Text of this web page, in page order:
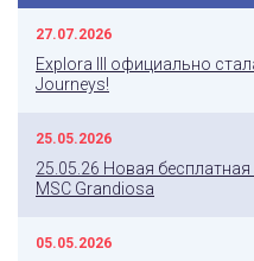
27.07.2026
Explora III официально
Journeys!
25.05.2026
25.05.26 Новая
MSC Grandiosa
05.05.2026